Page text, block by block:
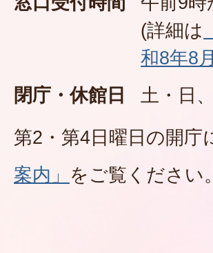
(詳細は
和8年8
閉庁・休館日
土・日
第2・第4日曜日の開庁
案内」 をご覧ください。